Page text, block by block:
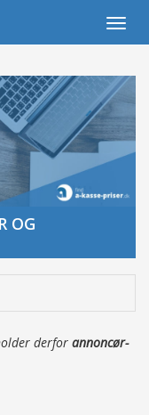
OG
derfor annoncør-